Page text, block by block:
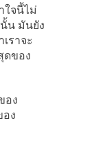
ใจนี้ไม่
นั้น มันยัง
ราจะ
ดของ
อง
ง